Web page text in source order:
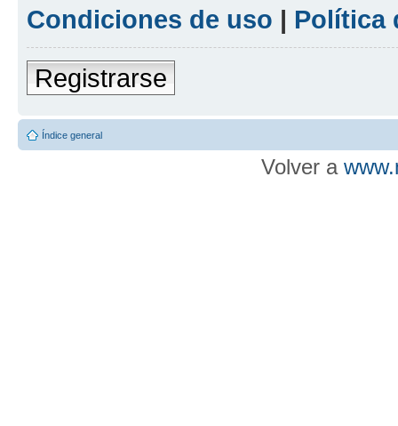
Condiciones de uso | Política
Registrarse
Índice general
Volver a